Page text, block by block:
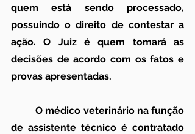
quem está sendo processado,
possuindo o direito de contestar a
ação. O Juiz é quem tomará as
decisões de acordo com os fatos e
provas apresentadas.
	O médico veterinário na função
de assistente técnico é contratado